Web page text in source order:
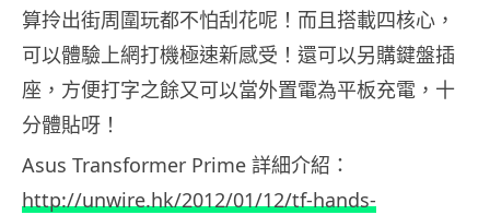
算拎出街周圍玩都不怕刮花呢！而且搭載四核心，
可以體驗上網打機極速新感受！還可以另購鍵盤插
座，方便打字之餘又可以當外置電為平板充電，十
分體貼呀！
Asus Transformer Prime 詳細介紹：
http://unwire.hk/2012/01/12/tf-hands-